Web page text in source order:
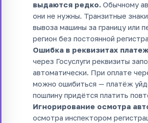
выдаются редко. Обычному
они не нужны. Транзитные
вывоза машины за границу или
регион без постоянной
Ошибка в реквизитах
через Госуслуги реквизиты
автоматически. При оплате
можно ошибиться — платёж
пошлину придётся платить
Игнорирование осмотра
осмотра инспектором